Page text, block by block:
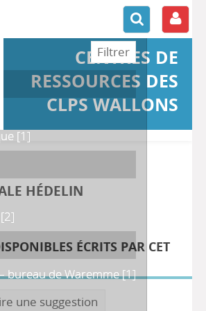
CENTRES DE
RESSOURCES DES
CLPS WALLONS
HÉDELIN
ÉCRITS PAR CET
une suggestion
[1]
[2]
de Waremme
bureau de Waremme[1]